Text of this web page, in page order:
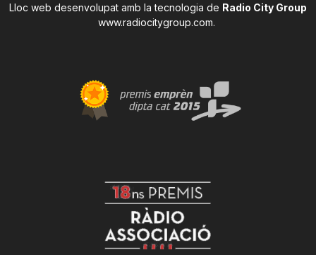
Lloc web desenvolupat amb la tecnologia de Radio City Group
www.radiocitygroup.com.